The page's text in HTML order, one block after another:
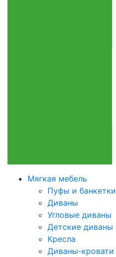
Мягкая мебель
Пуфы и банкетки
Диваны
Угловые диваны
Детские диваны
Кресла
Диваны-кровати